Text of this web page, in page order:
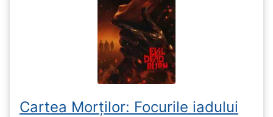
Cartea Morților: Focurile iadului